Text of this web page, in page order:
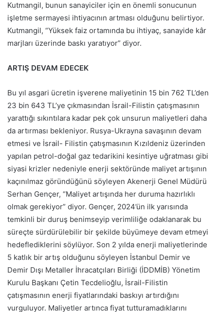
Kutmangil, bunun sanayiciler için en önemli sonucunun
işletme sermayesi ihtiyacının artması olduğunu belirtiyor.
Kutmangil, “Yüksek faiz ortamında bu ihtiyaç, sanayide kâr
marjları üzerinde baskı yaratıyor” diyor.
ARTIŞ DEVAM EDECEK
Bu yıl asgari ücretin işverene maliyetinin 15 bin 762 TL’den
23 bin 643 TL’ye çıkmasından İsrail-Filistin çatışmasının
yarattığı sıkıntılara kadar pek çok unsurun maliyetleri daha
da artırması bekleniyor. Rusya-Ukrayna savaşının devam
etmesi ve İsrail- Filistin çatışmasının Kızıldeniz üzerinden
yapılan petrol-doğal gaz tedarikini kesintiye uğratması gibi
siyasi krizler nedeniyle enerji sektöründe maliyet artışının
kaçınılmaz göründüğünü söyleyen Akenerji Genel Müdürü
Serhan Gençer, “Maliyet artışında her duruma hazırlıklı
olmak gerekiyor” diyor. Gençer, 2024’ün ilk yarısında
temkinli bir duruş benimseyip verimliliğe odaklanarak bu
süreçte sürdürülebilir bir şekilde büyümeye devam etmeyi
hedeflediklerini söylüyor. Son 2 yılda enerji maliyetlerinde
5 katlık bir artış olduğunu söyleyen İstanbul Demir ve
Demir Dışı Metaller İhracatçıları Birliği (İDDMİB) Yönetim
Kurulu Başkanı Çetin Tecdelioğlu, İsrail-Filistin
çatışmasının enerji fiyatlarındaki baskıyı artırdığını
vurguluyor. Maliyetler artınca fiyat tutturamadıklarını